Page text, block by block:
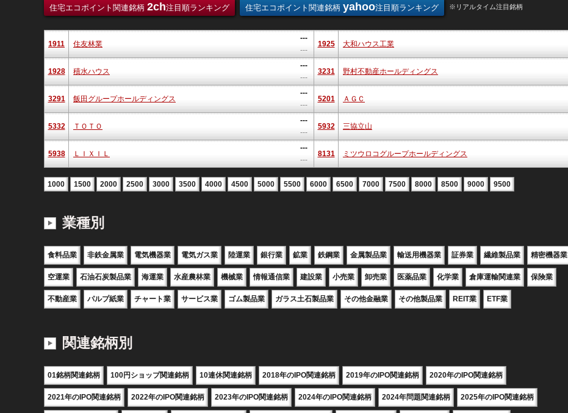
住宅エコポイント関連銘柄 2ch注目順ランキング 住宅エコポイント関連銘柄 yahoo注目順ランキング ※リアルタイム注目銘柄
1911 住友林業
---
---
1925 大和ハウス工業
1928 積水ハウス
---
---
3231 野村不動産ホールディングス
3291 飯田グループホールディングス
---
---
5201 ＡＧＣ
5332 ＴＯＴＯ
---
---
5932 三協立山
5938 ＬＩＸＩＬ
---
---
8131 ミツウロコグループホールディングス
1000 1500 2000 2500 3000 3500 4000 4500 5000 5500 6000 6500 7000 7500 8000 8500 9000 9500
業種別
食料品業 非鉄金属業 電気機器業 電気ガス業 陸運業 銀行業 鉱業 鉄鋼業 金属製品業 輸送用機器業 証券業 繊維製品業 精密機器業
空運業 石油石炭製品業 海運業 水産農林業 機械業 情報通信業 建設業 小売業 卸売業 医薬品業 化学業 倉庫運輸関連業 保険業
不動産業 パルプ紙業 チャート業 サービス業 ゴム製品業 ガラス土石製品業 その他金融業 その他製品業 REIT業 ETF業
関連銘柄別
01銘柄関連銘柄 100円ショップ関連銘柄 10連休関連銘柄 2018年のIPO関連銘柄 2019年のIPO関連銘柄 2020年のIPO関連銘柄
2021年のIPO関連銘柄 2022年のIPO関連銘柄 2023年のIPO関連銘柄 2024年のIPO関連銘柄 2024年問題関連銘柄 2025年のIPO関連銘柄